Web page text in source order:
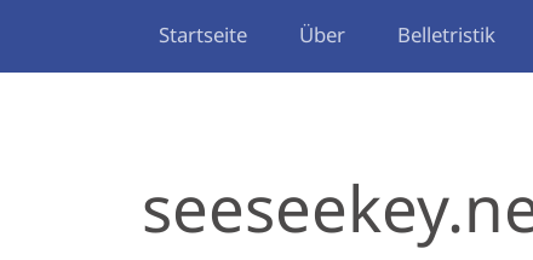
Startseite Über Belletristik